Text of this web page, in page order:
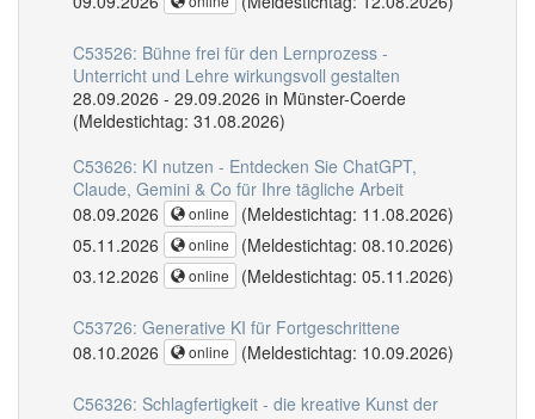
C53526: Bühne frei für den Lernprozess -
Unterricht und Lehre wirkungsvoll gestalten
28.09.2026 - 29.09.2026 in Münster-Coerde
(Meldestichtag: 31.08.2026)
C53626: KI nutzen - Entdecken Sie ChatGPT,
Claude, Gemini & Co für Ihre tägliche Arbeit
08.09.2026
online
(Meldestichtag: 11.08.2026)
05.11.2026
online
(Meldestichtag: 08.10.2026)
03.12.2026
online (Meldestichtag: 05.11.2026)
C53726: Generative KI für Fortgeschrittene
08.10.2026
online (Meldestichtag: 10.09.2026)
C56326: Schlagfertigkeit - die kreative Kunst der